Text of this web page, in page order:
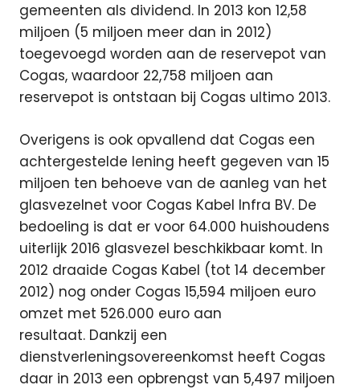
gemeenten als dividend. In 2013 kon 12,58
miljoen (5 miljoen meer dan in 2012)
toegevoegd worden aan de reservepot van
Cogas, waardoor 22,758 miljoen aan
reservepot is ontstaan bij Cogas ultimo 2013.
Overigens is ook opvallend dat Cogas een
achtergestelde lening heeft gegeven van 15
miljoen ten behoeve van de aanleg van het
glasvezelnet voor Cogas Kabel Infra BV. De
bedoeling is dat er voor 64.000 huishoudens
uiterlijk 2016 glasvezel beschkikbaar komt. In
2012 draaide Cogas Kabel (tot 14 december
2012) nog onder Cogas 15,594 miljoen euro
omzet met 526.000 euro aan
resultaat. Dankzij een
dienstverleningsovereenkomst heeft Cogas
daar in 2013 een opbrengst van 5,497 miljoen